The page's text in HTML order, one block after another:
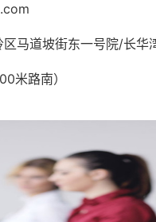
马道坡街东一号院/长华
米路南）